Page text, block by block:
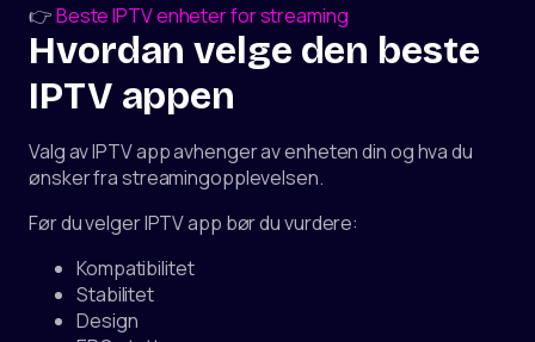
👉Beste IPTV enheter for streaming
Hvordan velge den beste
IPTV appen
Valg av IPTV app avhenger av enheten din og hva du
ønsker fra streamingopplevelsen.
Før du velger IPTV app bør du vurdere:
Kompatibilitet
Stabilitet
Design